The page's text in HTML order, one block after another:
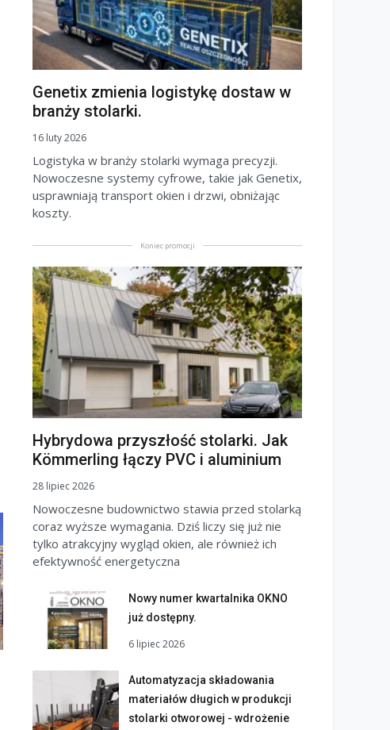
Genetix zmienia logistykę dostaw w
branży stolarki.
16 luty 2026
Logistyka w branży stolarki wymaga precyzji.
Nowoczesne systemy cyfrowe, takie jak Genetix,
usprawniają transport okien i drzwi, obniżając
koszty.
Koniec promocji
Hybrydowa przyszłość stolarki. Jak
Kömmerling łączy PVC i aluminium
28 lipiec 2026
Nowoczesne budownictwo stawia przed stolarką
coraz wyższe wymagania. Dziś liczy się już nie
tylko atrakcyjny wygląd okien, ale również ich
efektywność energetyczna
Nowy numer kwartalnika OKNO
już dostępny.
6 lipiec 2026
Automatyzacja składowania
materiałów długich w produkcji
stolarki otworowej - wdrożenie